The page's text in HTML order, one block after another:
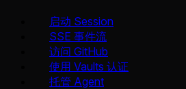
启动 Session
SSE 事件流
访问 GitHub
使用 Vaults 认证
托管 Agent